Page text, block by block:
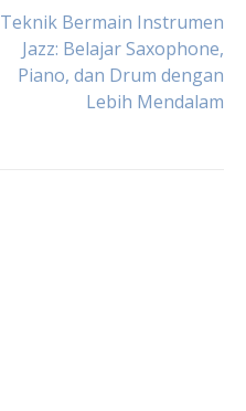
Teknik Bermain Instrumen
Jazz: Belajar Saxophone,
Piano, dan Drum dengan
Lebih Mendalam